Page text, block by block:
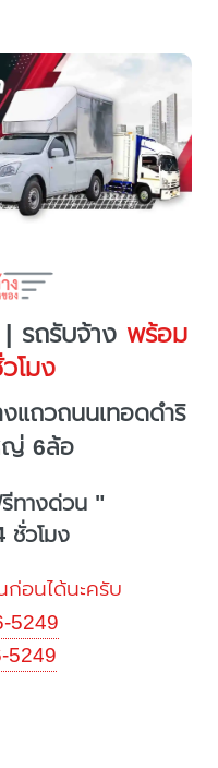
รถรับจ้างพร้อม
โมง
แถวถนนเทอดดำริ
ญ่ 6ล้อ
ทางด่วน "
ชั่วโมง
อนได้นะครับ